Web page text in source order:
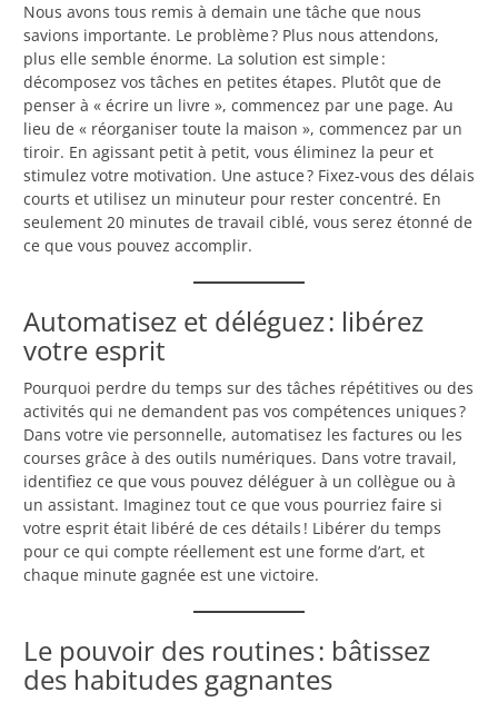
Nous avons tous remis à demain une tâche que nous
savions importante. Le problème ? Plus nous attendons,
plus elle semble énorme. La solution est simple :
décomposez vos tâches en petites étapes. Plutôt que de
penser à « écrire un livre », commencez par une page. Au
lieu de « réorganiser toute la maison », commencez par un
tiroir. En agissant petit à petit, vous éliminez la peur et
stimulez votre motivation. Une astuce ? Fixez-vous des délais
courts et utilisez un minuteur pour rester concentré. En
seulement 20 minutes de travail ciblé, vous serez étonné de
ce que vous pouvez accomplir.
Automatisez et déléguez : libérez
votre esprit
Pourquoi perdre du temps sur des tâches répétitives ou des
activités qui ne demandent pas vos compétences uniques ?
Dans votre vie personnelle, automatisez les factures ou les
courses grâce à des outils numériques. Dans votre travail,
identifiez ce que vous pouvez déléguer à un collègue ou à
un assistant. Imaginez tout ce que vous pourriez faire si
votre esprit était libéré de ces détails ! Libérer du temps
pour ce qui compte réellement est une forme d’art, et
chaque minute gagnée est une victoire.
Le pouvoir des routines : bâtissez
des habitudes gagnantes